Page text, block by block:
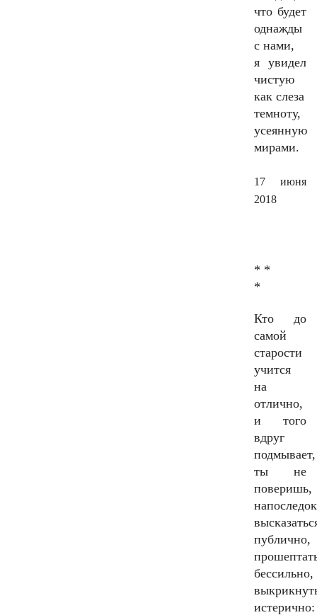
что будет
однажды
с нами,
я увидел
чистую
как слеза
темноту,
усеянную
мирами.
17 июня
2018
* *
*
Кто до
самой
старости
учится
на
отлично,
и того
вдруг
подмывает,
ты не
поверишь,
напоследок
публично,
бессильно,
истерично: